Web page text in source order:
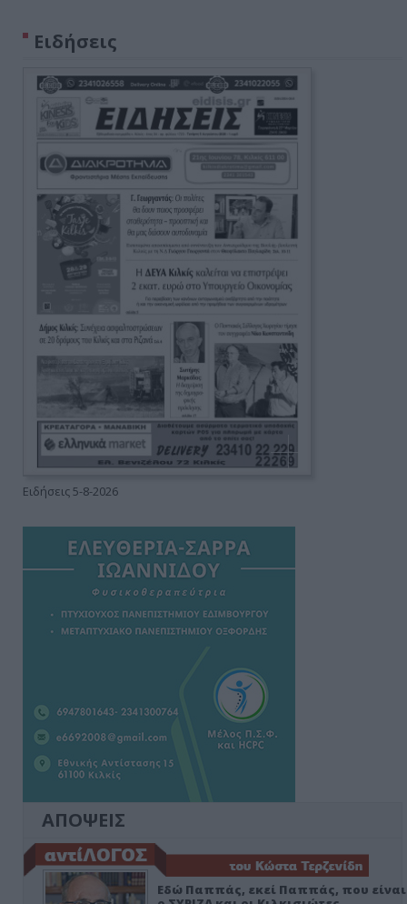
Ειδήσεις
Ειδήσεις 5-8-2026
ΑΠΟΨΕΙΣ
Εδώ Παππάς, εκεί Παππάς, που είναι